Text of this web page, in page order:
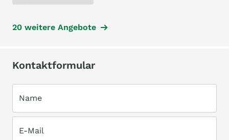
20 weitere Angebote
Kontaktformular
Name
E-Mail